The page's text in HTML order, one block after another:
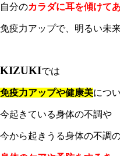
自分のカラダに耳を傾けて
免疫力アップで、明るい未
KIZUKIでは
免疫力アップや健康美につ
今起きている身体の不調や
今から起きうる身体の不調